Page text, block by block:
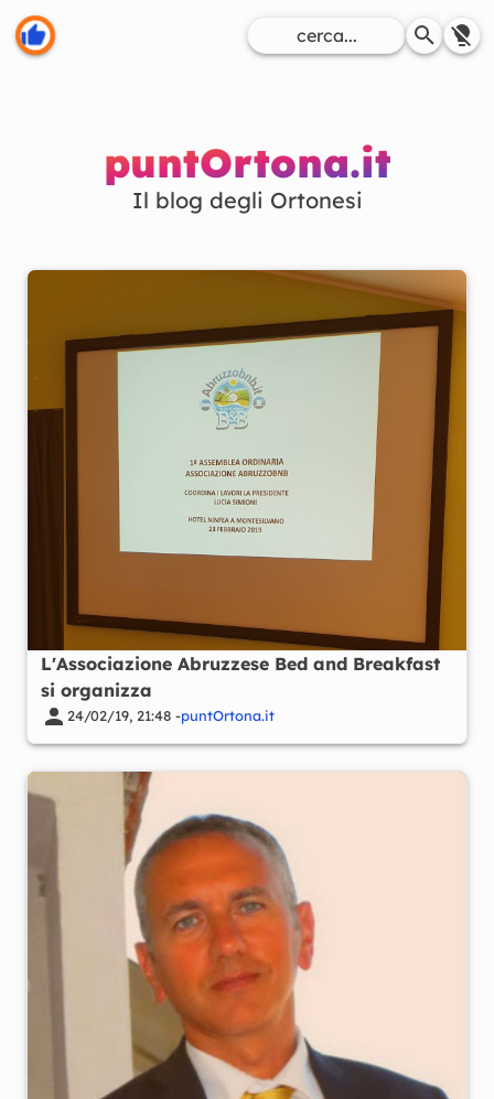
puntOrtona.it
Il blog degli Ortonesi
L'Associazione Abruzzese Bed and Breakfast
si organizza
24/02/19, 21:48 -puntOrtona.it